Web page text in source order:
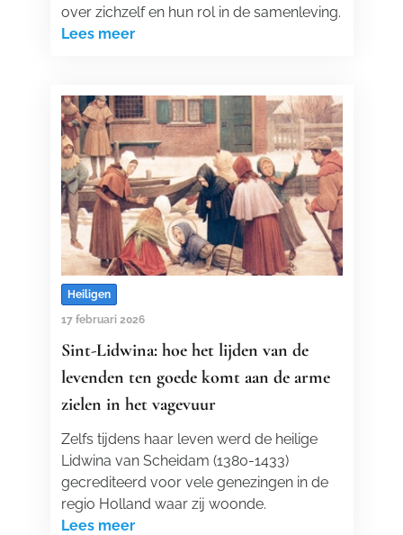
over zichzelf en hun rol in de samenleving.
Lees meer
Heiligen
17 februari 2026
Sint-Lidwina: hoe het lijden van de
levenden ten goede komt aan de arme
zielen in het vagevuur
Zelfs tijdens haar leven werd de heilige
Lidwina van Scheidam (1380-1433)
gecrediteerd voor vele genezingen in de
regio Holland waar zij woonde.
Lees meer